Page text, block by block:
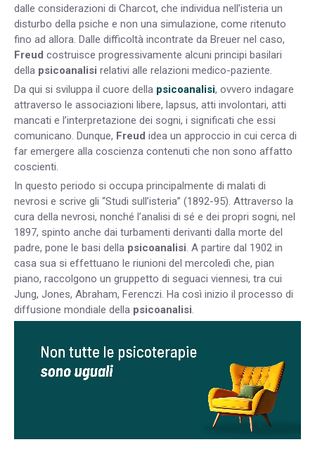
dalle considerazioni di Charcot, che individua nell’isteria un
disturbo della psiche e non una simulazione, come ritenuto
fino ad allora. Dalle difficoltà incontrate da Breuer nel caso,
Freud costruisce progressivamente alcuni principi basilari
della psicoanalisi relativi alle relazioni medico-paziente.
Da qui si sviluppa il cuore della psicoanalisi, ovvero indagare
attraverso le associazioni libere, lapsus, atti involontari, atti
mancati e l’interpretazione dei sogni, i significati che essi
comunicano. Dunque, Freud idea un approccio in cui cerca di
far emergere alla coscienza contenuti che non sono affatto
coscienti.
In questo periodo si occupa principalmente di malati di
nevrosi e scrive gli “Studi sull’isteria” (1892-95). Attraverso la
cura della nevrosi, nonché l’analisi di sé e dei propri sogni, nel
1897, spinto anche dai turbamenti derivanti dalla morte del
padre, pone le basi della psicoanalisi. A partire dal 1902 in
casa sua si effettuano le riunioni del mercoledì che, pian
piano, raccolgono un gruppetto di seguaci viennesi, tra cui
Jung, Jones, Abraham, Ferenczi. Ha così inizio il processo di
diffusione mondiale della psicoanalisi.